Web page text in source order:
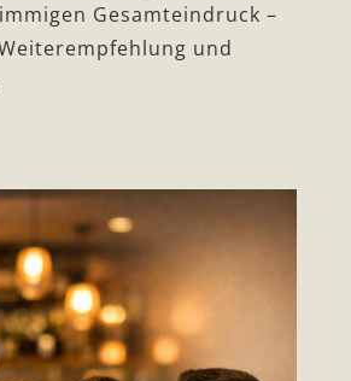
Gesamteindruck –
und